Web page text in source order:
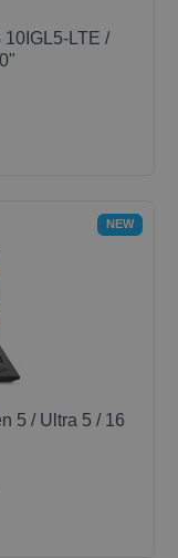
10IGL5-LTE /
NEW
5 / Ultra 5 / 16